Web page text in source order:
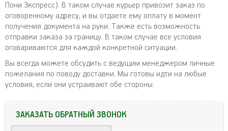
Пони Экспресс). В таком случае курьер привозит заказ по
оговоренному адресу, и вы отдаете ему оплату в момент
получения документа на руки. Также есть возможность
отправки заказа за границу. В таком случае все условия
оговариваются для каждой конкретной ситуации.
Вы всегда можете обсудить с ведущим менеджером личные
пожелания по поводу доставки. Мы готовы идти на любые
условия, если они устраивают обе стороны.
ЗАКАЗАТЬ ОБРАТНЫЙ ЗВОНОК